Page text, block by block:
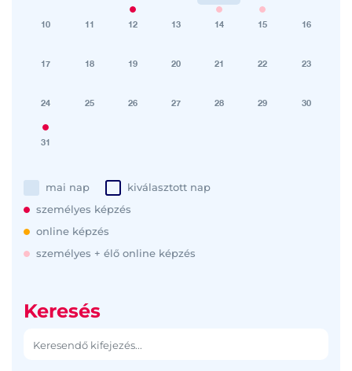
10 11 12 13 14 15 16
17 18 19 20 21 22 23
24 25 26 27 28 29 30
31
mai nap
kiválasztott nap
személyes képzés
online képzés
személyes + élő online képzés
Keresés